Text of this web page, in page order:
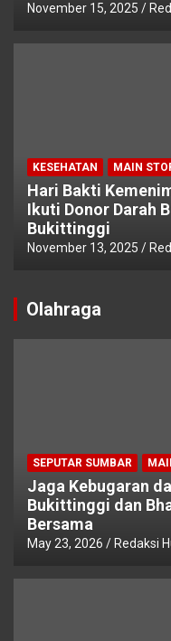
November 15, 2025
KESEHATAN MAIN
Hari Bakti
Ikuti Donor Darah
Bukittinggi
November 13, 2025
Olahraga
SEPUTAR SUMBAR
Jaga Kebugaran
Bukittinggi dan
Bersama
May 23, 2026 Redaksi